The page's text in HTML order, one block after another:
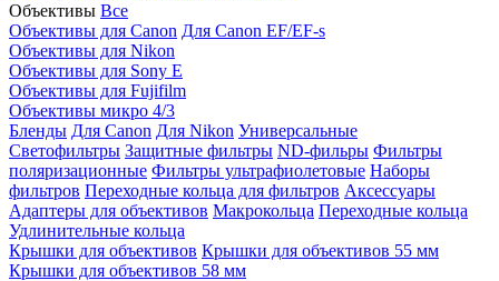
Объективы Все
Объективы для Canon Для Canon EF/EF-s
Объективы для Nikon
Объективы для Sony E
Объективы для Fujifilm
Объективы микро 4/3
Бленды Для Canon Для Nikon Универсальные
Светофильтры Защитные фильтры ND-фильры Фильтры
поляризационные Фильтры ультрафиолетовые Наборы
фильтров Переходные кольца для фильтров Аксессуары
Адаптеры для объективов Макрокольца Переходные кольца
Удлинительные кольца
Крышки для объективов Крышки для объективов 55 мм
Крышки для объективов 58 мм